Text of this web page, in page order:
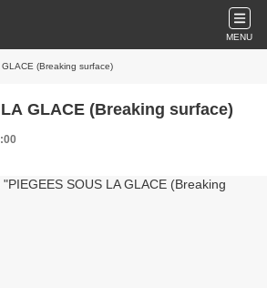
MENU
(Breaking surface)
LA GLACE (Breaking surface)